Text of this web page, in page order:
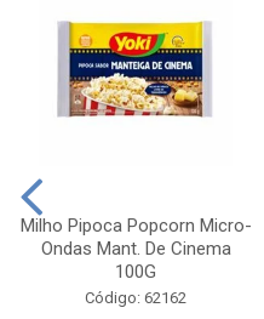
Milho Pipoca Popcorn Micro-
Ondas Mant. De Cinema
100G
Código: 62162